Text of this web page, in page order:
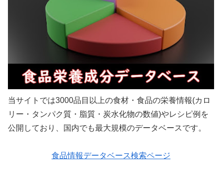
当サイトでは3000品目以上の食材・食品の栄養情報(カロ
リー・タンパク質・脂質・炭水化物の数値)やレシピ例を
公開しており、国内でも最大規模のデータベースです。
食品情報データベース検索ページ